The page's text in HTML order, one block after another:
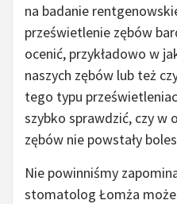
na badanie
prześwietlenie zębów
ocenić, przykładowo w
naszych zębów lub też
tego typu
szybko sprawdzić, czy w
zębów nie powstały
Nie powinniśmy
stomatolog Łomża